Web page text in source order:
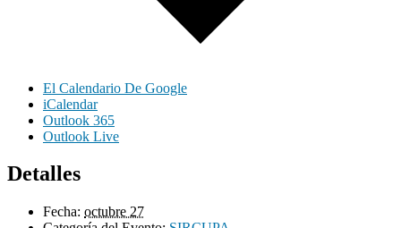
El Calendario De Google
iCalendar
Outlook 365
Outlook Live
Detalles
Fecha: octubre 27